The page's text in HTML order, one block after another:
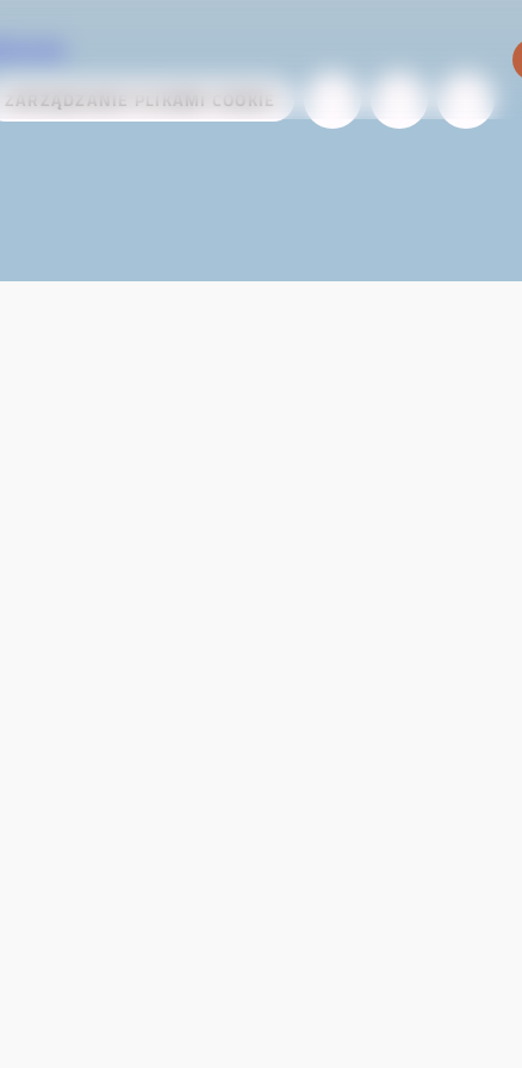
ZARZĄDZANIE PLIKAMI COOKIE